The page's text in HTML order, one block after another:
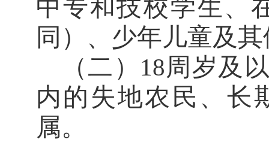
中专和技校学生、
同）、少年儿童及其
（二） 18周岁及
内的失地农民、长
属。